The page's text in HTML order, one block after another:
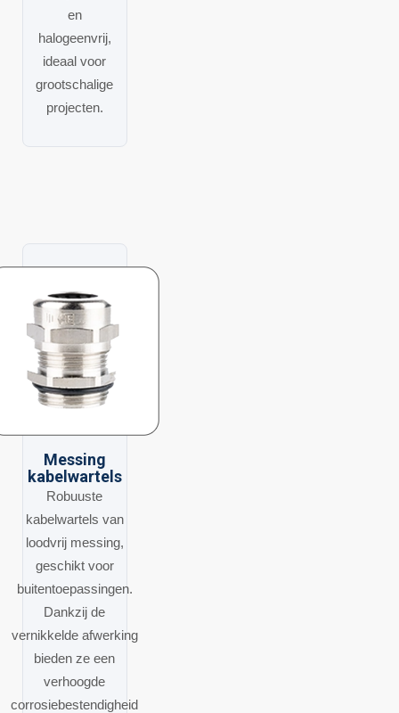
en
halogeenvrij,
ideaal voor
grootschalige
projecten.
Messing
kabelwartels
Robuuste
kabelwartels van
loodvrij messing,
geschikt voor
buitentoepassingen.
Dankzij de
vernikkelde afwerking
bieden ze een
verhoogde
corrosiebestendigheid